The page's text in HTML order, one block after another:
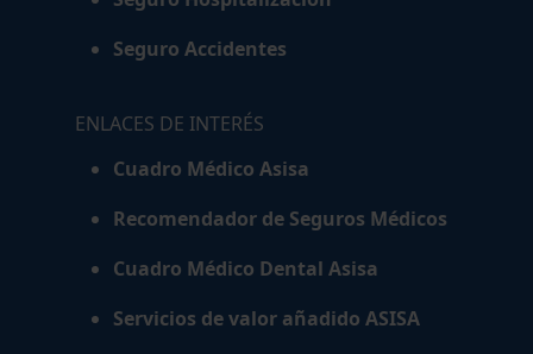
Seguro Accidentes
ENLACES DE INTERÉS
Cuadro Médico Asisa
Recomendador de Seguros Médicos
Cuadro Médico Dental Asisa
Servicios de valor añadido ASISA